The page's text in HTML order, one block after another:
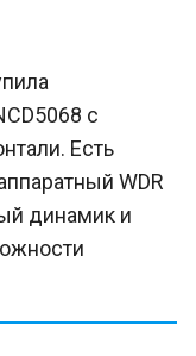
с
Есть
WDR
динамик и